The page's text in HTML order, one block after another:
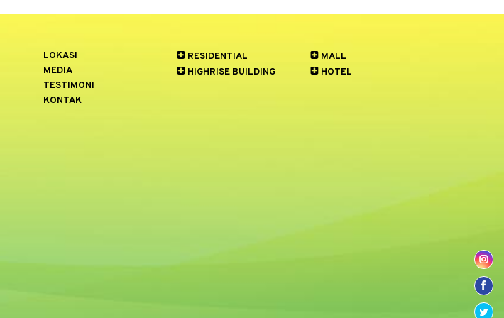
LOKASI
MEDIA
TESTIMONI
KONTAK
RESIDENTIAL
HIGHRISE BUILDING
MALL
HOTEL